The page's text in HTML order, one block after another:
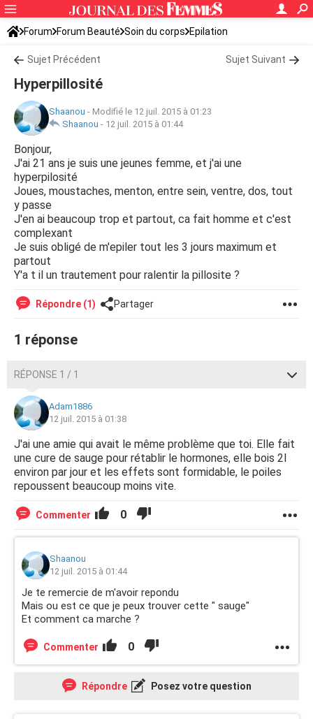
Forum Forum Beauté Soin du corps Epilation
Sujet Précédent Sujet Suivant
Hyperpillosité
Shaanou - Modifié le 12 juil. 2015 à 01:23
Shaanou - 12 juil. 2015 à 01:44
Bonjour,
J'ai 21 ans je suis une jeunes femme, et j'ai une
hyperpilosité
Joues, moustaches, menton, entre sein, ventre, dos, tout
y passe
J'en ai beaucoup trop et partout, ca fait homme et c'est
complexant
Je suis obligé de m'epiler tout les 3 jours maximum et
partout
Y'a t il un trautement pour ralentir la pillosite ?
Répondre (1) Partager
1 réponse
RÉPONSE 1 / 1
Adam1886
12 juil. 2015 à 01:38
J'ai une amie qui avait le même problème que toi. Elle fait
une cure de sauge pour rétablir le hormones, elle bois 2l
environ par jour et les effets sont formidable, le poiles
repoussent beaucoup moins vite.
Commenter 0
Shaanou
12 juil. 2015 à 01:44
Je te remercie de m'avoir repondu
Mais ou est ce que je peux trouver cette " sauge"
Et comment ca marche ?
Commenter 0
Répondre Posez votre question